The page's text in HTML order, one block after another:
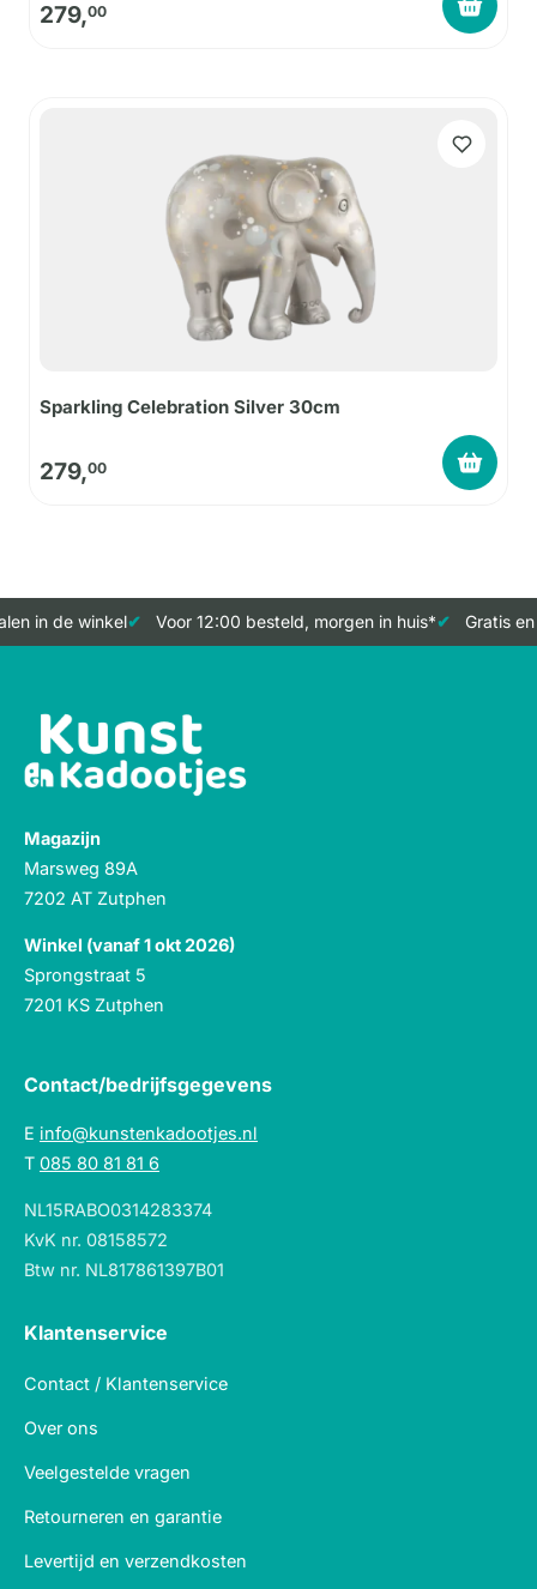
279,00
Sparkling Celebration Silver 30cm
279,00
in de winkel Voor 12:00 besteld, morgen in huis* Gratis
Magazijn
Marsweg 89A
7202 AT Zutphen
Winkel (vanaf 1 okt 2026)
Sprongstraat 5
7201 KS Zutphen
Contact/bedrijfsgegevens
E info@kunstenkadootjes.nl
T 085 80 81 81 6
NL15RABO0314283374
KvK nr. 08158572
Btw nr. NL817861397B01
Klantenservice
Contact / Klantenservice
Over ons
Veelgestelde vragen
Retourneren en garantie
Levertijd en verzendkosten